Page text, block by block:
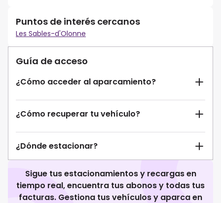
Puntos de interés cercanos
Les Sables-d'Olonne
Guía de acceso
¿Cómo acceder al aparcamiento?
¿Cómo recuperar tu vehículo?
¿Dónde estacionar?
Sigue tus estacionamientos y recargas en
tiempo real, encuentra tus abonos y todas tus
facturas. Gestiona tus vehículos y aparca en